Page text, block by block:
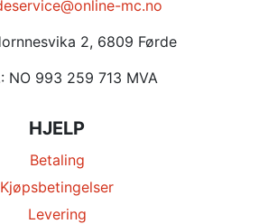
mc.no
2, 6809 Førde
NO 993 259 713 MVA
HJELP
Betaling
Kjøpsbetingelser
Levering